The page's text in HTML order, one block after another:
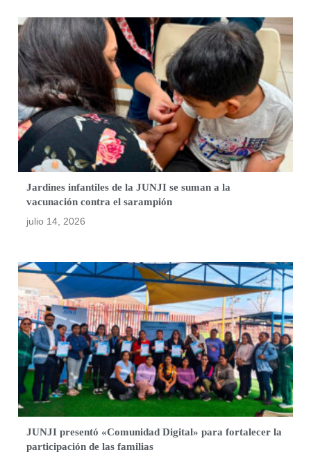
Jardines infantiles de la JUNJI se suman a la
vacunación contra el sarampión
julio 14, 2026
JUNJI presentó «Comunidad Digital» para fortalecer la
participación de las familias